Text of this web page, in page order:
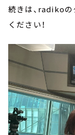
続きは、radiko
ください！